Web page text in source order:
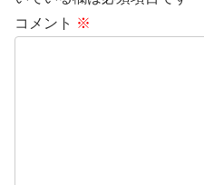
コメント ※